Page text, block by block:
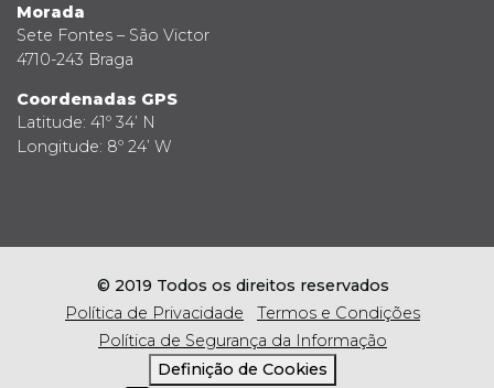
Morada
Sete Fontes – São Victor
4710-243 Braga
Coordenadas GPS
Latitude: 41º 34’ N
Longitude: 8º 24’ W
© 2019 Todos os direitos reservados
Política de Privacidade
Termos e Condições
Política de Segurança da Informação
Definição de Cookies